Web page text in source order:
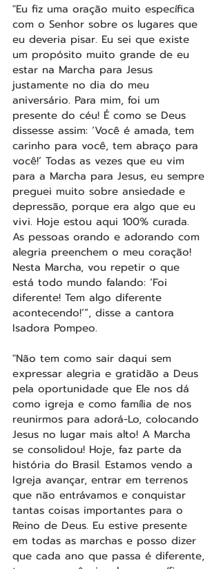
"Eu fiz uma oração muito específica
com o Senhor sobre os lugares que
eu deveria pisar. Eu sei que existe
um propósito muito grande de eu
estar na Marcha para Jesus
justamente no dia do meu
aniversário. Para mim, foi um
presente do céu! É como se Deus
dissesse assim: ‘Você é amada, tem
carinho para você, tem abraço para
você!’ Todas as vezes que eu vim
para a Marcha para Jesus, eu sempre
preguei muito sobre ansiedade e
depressão, porque era algo que eu
vivi. Hoje estou aqui 100% curada.
As pessoas orando e adorando com
alegria preenchem o meu coração!
Nesta Marcha, vou repetir o que
está todo mundo falando: ‘Foi
diferente! Tem algo diferente
acontecendo!’”, disse a cantora
Isadora Pompeo.
"Não tem como sair daqui sem
expressar alegria e gratidão a Deus
pela oportunidade que Ele nos dá
como igreja e como família de nos
reunirmos para adorá-Lo, colocando
Jesus no lugar mais alto! A Marcha
se consolidou! Hoje, faz parte da
história do Brasil. Estamos vendo a
Igreja avançar, entrar em terrenos
que não entrávamos e conquistar
tantas coisas importantes para o
Reino de Deus. Eu estive presente
em todas as marchas e posso dizer
que cada ano que passa é diferente,